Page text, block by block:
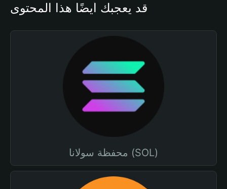
قد يعجبك أيضًا هذا المحتوى
محفظة سولانا (SOL)